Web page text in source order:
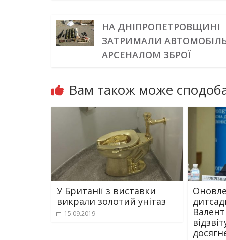
НА ДНІПРОПЕТРОВЩИНІ
ЗАТРИМАЛИ
АРСЕНАЛОМ ЗБРОЇ
Вам також може
У Британії з виставки
викрали золотий унітаз
15.09.2019